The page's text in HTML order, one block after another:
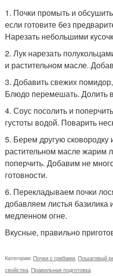
1. Почки промыть и
если готовите без
Нарезать небольшими
2. Лук нарезать
и растительном масле.
3. Добавить свежих
Блюдо перемешать. Долить
4. Соус посолить и
густоты водой. Поварить
5. Берем другую сковородку
растительном масле жарим
поперчить. Добавим не
готовности.
6. Перекладываем почки
добавляем листья
медленном огне.
Вкусные, правильно
Категории: Почки с грибами, Пошаговый
свойства, Правильная подготовка